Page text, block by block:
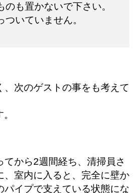
も置かないで下さい。
いていません。
、次のゲストの事をも考えて
てから2週間経ち、清掃員さ
、室内に入ると、完全に壁か
パイプで支えている状態にな